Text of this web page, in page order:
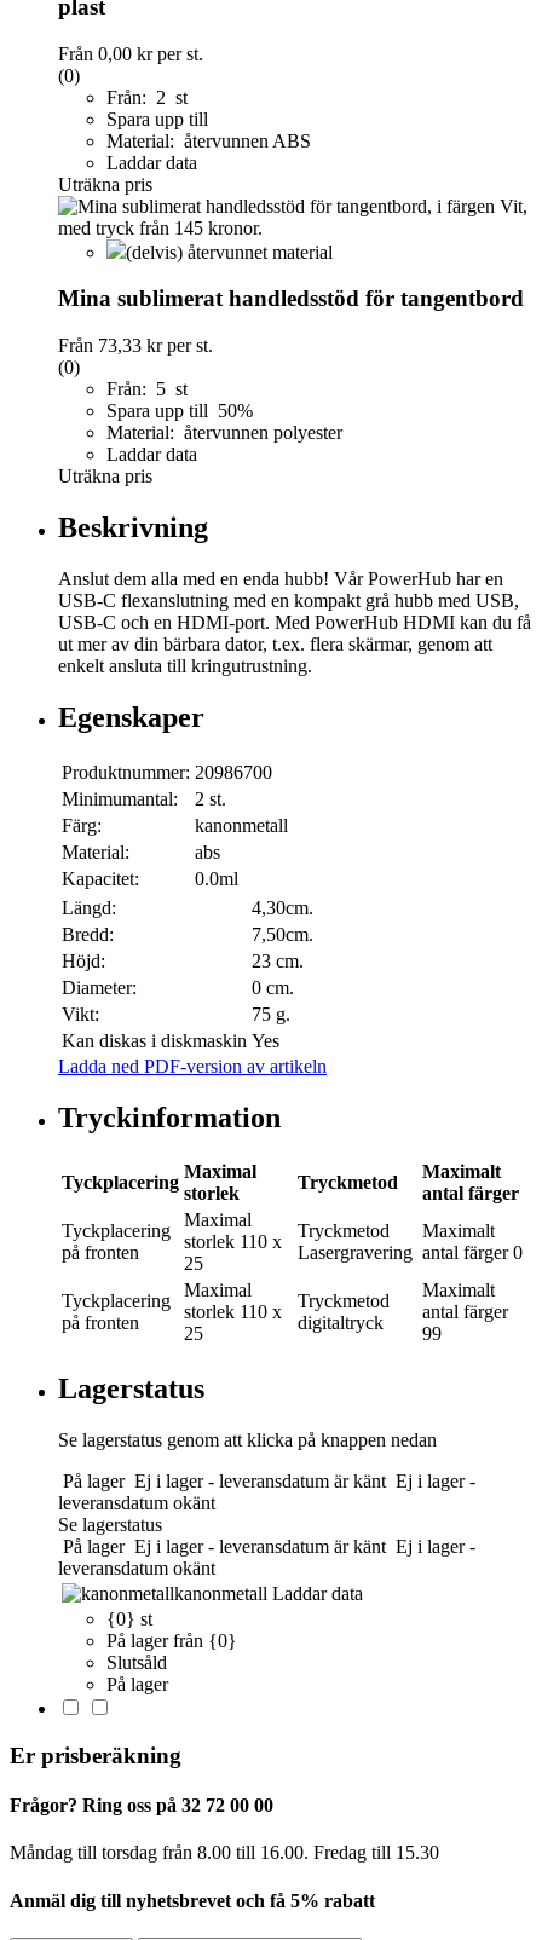
plast
Från 0,00 krper st.
(0)
Från: 2 st
Spara upp till
Material: återvunnen ABS
Laddar data
Uträkna pris
(delvis) återvunnet material
Mina sublimerat handledsstöd för tangentbord
Från 73,33 krper st.
(0)
Från: 5 st
Spara upp till 50%
Material: återvunnen polyester
Laddar data
Uträkna pris
Beskrivning
Anslut dem alla med en enda hubb! Vår PowerHub har en
USB-C flexanslutning med en kompakt grå hubb med USB,
USB-C och en HDMI-port. Med PowerHub HDMI kan du få
ut mer av din bärbara dator, t.ex. flera skärmar, genom att
enkelt ansluta till kringutrustning.
Egenskaper
Produktnummer: 20986700
Minimumantal:
2 st.
Färg:
kanonmetall
Material:
abs
Kapacitet:
0.0ml
Längd:
4,30cm.
Bredd:
7,50cm.
Höjd:
23 cm.
Diameter:
0 cm.
Vikt:
75 g.
Kan diskas i diskmaskin Yes
Ladda ned PDF-version av artikeln
Tryckinformation
Tyckplacering
Maximal
storlek
Tryckmetod
Maximalt
antal färger
Tyckplacering
på fronten
Maximal
storlek 110 x
25
Tryckmetod
Lasergravering
Maximalt
antal färger 0
Tyckplacering
på fronten
Maximal
storlek 110 x
25
Tryckmetod
digitaltryck
Maximalt
antal färger
99
Lagerstatus
Se lagerstatus genom att klicka på knappen nedan
På lager Ej i lager - leveransdatum är känt Ej i lager -
leveransdatum okänt
Se lagerstatus
På lager Ej i lager - leveransdatum är känt Ej i lager -
leveransdatum okänt
kanonmetall Laddar data
{0} st
På lager från {0}
Slutsåld
På lager
Er prisberäkning
Frågor? Ring oss på 32 72 00 00
Måndag till torsdag från 8.00 till 16.00. Fredag ​​till 15.30
Anmäl dig till nyhetsbrevet och få 5% rabatt